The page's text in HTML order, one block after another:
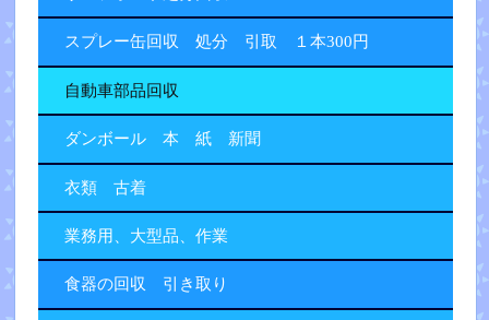
スプレー缶回収 処分 引取 １本300円
自動車部品回収
ダンボール 本 紙 新聞
衣類 古着
業務用、大型品、作業
食器の回収 引き取り